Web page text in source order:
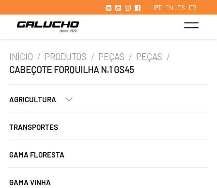
PT EN ES FR
INÍCIO / PRODUTOS / PEÇAS / PEÇAS /
CABEÇOTE FORQUILHA N.1 GS45
AGRICULTURA
TRANSPORTES
GAMA FLORESTA
GAMA VINHA